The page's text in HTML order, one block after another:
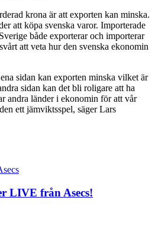
krona är att exporten kan minska.
att köpa svenska varor. Importerade
både exporterar och importerar
att veta hur den svenska ekonomin
sidan kan exporten minska vilket är
sidan kan det bli roligare att ha
andra länder i ekonomin för att vår
ett jämviktsspel, säger Lars
LIVE från Asecs!